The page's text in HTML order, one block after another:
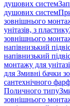
душових систем
душових систем
зовнішнього
унітазів, з пластику
зовнішнього
напівнизький
напівнизький
монтажу для
для Змивні бачки
сантехнічного
Поличного типу
зовнішнього